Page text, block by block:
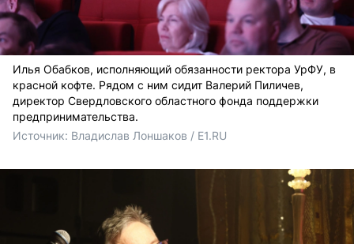
Илья Обабков, исполняющий обязанности ректора УрФУ, в
красной кофте. Рядом с ним сидит Валерий Пиличев,
директор Свердловского областного фонда поддержки
предпринимательства.
Источник: Владислав Лоншаков / E1.RU